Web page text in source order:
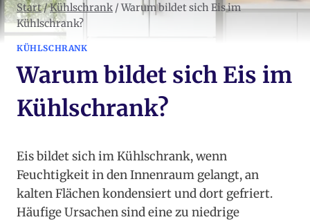
Start/Kühlschrank / Warum bildet sich Eis im
Kühlschrank?
KÜHLSCHRANK
Warum bildet sich Eis im
Kühlschrank?
Eis bildet sich im Kühlschrank, wenn
Feuchtigkeit in den Innenraum gelangt, an
kalten Flächen kondensiert und dort gefriert.
Häufige Ursachen sind eine zu niedrige